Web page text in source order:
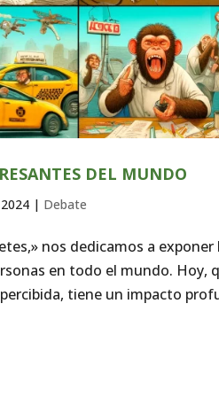
DEL MUNDO
| Debate
nos dedicamos a
en todo el mundo. Hoy,
tiene un impacto